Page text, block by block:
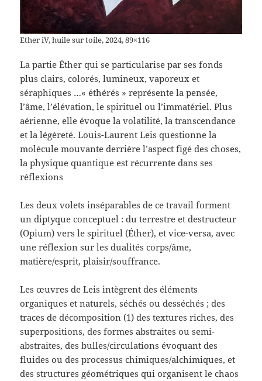
Ether iV, huile sur toile, 2024, 89×116
La partie Éther qui se particularise par ses fonds
plus clairs, colorés, lumineux, vaporeux et
séraphiques …« éthérés » représente la pensée,
l’âme, l’élévation, le spirituel ou l’immatériel. Plus
aérienne, elle évoque la volatilité, la transcendance
et la légèreté. Louis-Laurent Leis questionne la
molécule mouvante derrière l’aspect figé des choses,
la physique quantique est récurrente dans ses
réflexions
Les deux volets inséparables de ce travail forment
un diptyque conceptuel : du terrestre et destructeur
(Opium) vers le spirituel (Éther), et vice-versa, avec
une réflexion sur les dualités corps/âme,
matière/esprit, plaisir/souffrance.
Les œuvres de Leis intègrent des éléments
organiques et naturels, séchés ou desséchés ; des
traces de décomposition (1) des textures riches, des
superpositions, des formes abstraites ou semi-
abstraites, des bulles/circulations évoquant des
fluides ou des processus chimiques/alchimiques, et
des structures géométriques qui organisent le chaos